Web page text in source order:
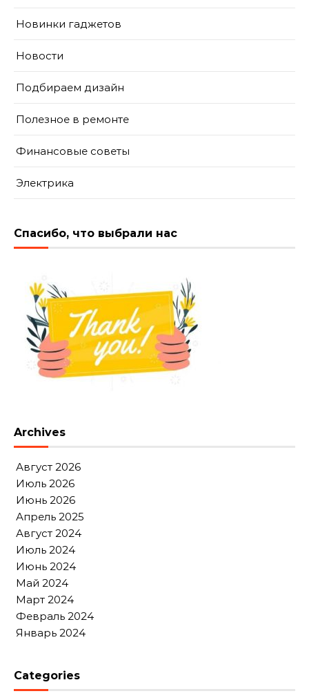
Новинки гаджетов
Новости
Подбираем дизайн
Полезное в ремонте
Финансовые советы
Электрика
Спасибо, что выбрали нас
Archives
Август 2026
Июль 2026
Июнь 2026
Апрель 2025
Август 2024
Июль 2024
Июнь 2024
Май 2024
Март 2024
Февраль 2024
Январь 2024
Categories